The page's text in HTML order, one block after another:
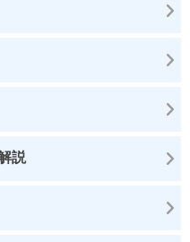
説